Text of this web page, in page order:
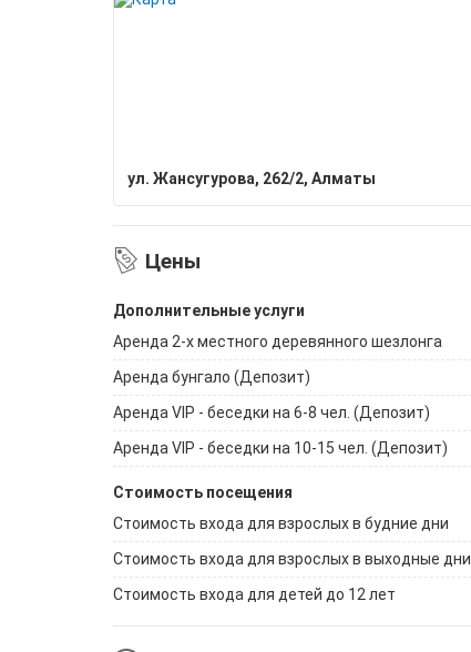
ул. Жансугурова, 262/2, Алматы
Цены
Дополнительные услуги
Аренда 2-х местного деревянного шезлонга
Аренда бунгало (Депозит)
Аренда VIP - беседки на 6-8 чел. (Депозит)
Аренда VIP - беседки на 10-15 чел. (Депозит)
Стоимость посещения
Стоимость входа для взрослых в будние дни
Стоимость входа для взрослых в выходные дни
Стоимость входа для детей до 12 лет